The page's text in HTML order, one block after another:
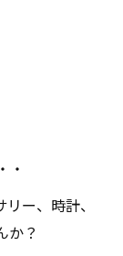
・
ー、時計、
か？